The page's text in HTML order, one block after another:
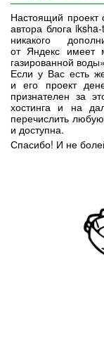
Настоящий проект
автора блога
никакого
от Яндекс имеет
газированной
Если у Вас есть
и его проект
признателен за
хостинга и на
перечислить
и доступна.
Спасибо! И не